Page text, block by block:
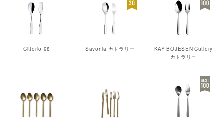
Citterio 98 Savonia カトラリー
KAY BOJESEN Cutlery
カトラリー